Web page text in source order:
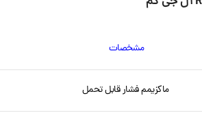
مشخصات
ماکزیمم فشار قابل تحمل